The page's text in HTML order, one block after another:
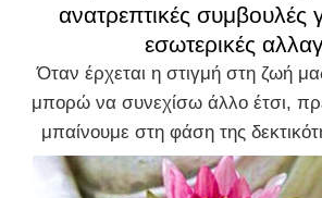
ανατρεπτικές συμβουλές
εσωτερικές
Όταν έρχεται η στιγμή στη ζωή
μπορώ να συνεχίσω άλλο έτσι,
μπαίνουμε στη φάση της